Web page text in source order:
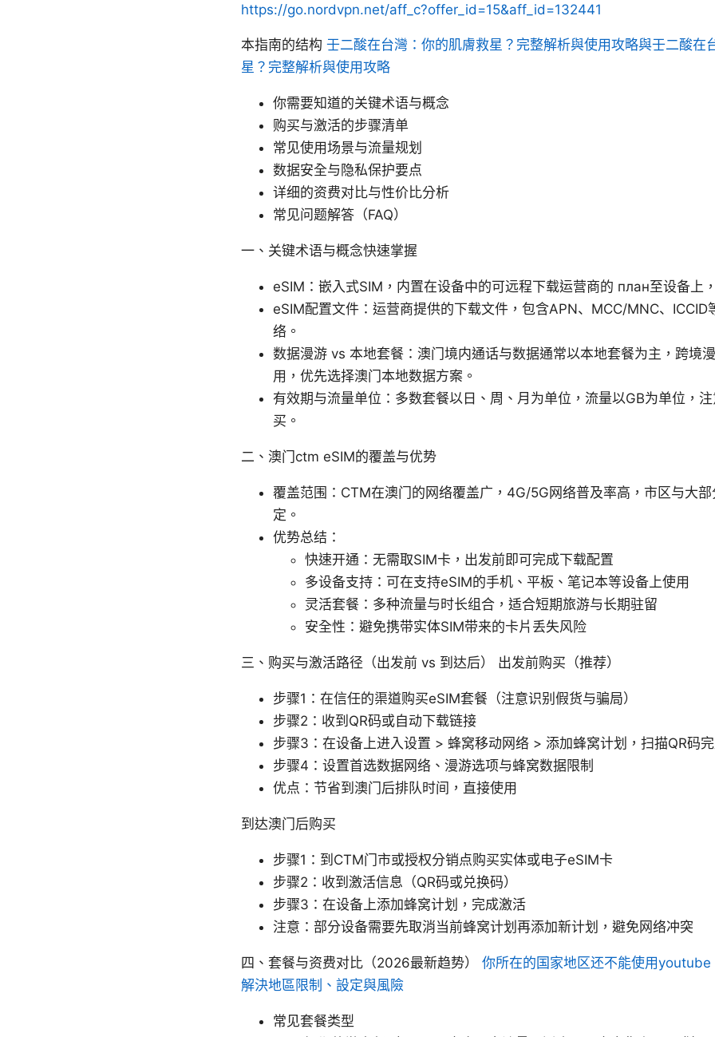
https://go.nordvpn.net/aff_c?offer_id=15&aff_id=132441
本指南的结构 壬二酸在台灣：你的肌膚救星？完整解析與使用攻略與壬二酸在
星？完整解析與使用攻略
你需要知道的关键术语与概念
购买与激活的步骤清单
常见使用场景与流量规划
数据安全与隐私保护要点
详细的资费对比与性价比分析
常见问题解答（FAQ）
一、关键术语与概念快速掌握
eSIM：嵌入式SIM，内置在设备中的可远程下载运营商的 план至设备上
eSIM配置文件：运营商提供的下载文件，包含APN、MCC/MNC、ICCID
络。
数据漫游 vs 本地套餐：澳门境内通话与数据通常以本地套餐为主，跨境
用，优先选择澳门本地数据方案。
有效期与流量单位：多数套餐以日、周、月为单位，流量以GB为单位，
买。
二、澳门ctm eSIM的覆盖与优势
覆盖范围：CTM在澳门的网络覆盖广，4G/5G网络普及率高，市区与大
定。
优势总结：
快速开通：无需取SIM卡，出发前即可完成下载配置
多设备支持：可在支持eSIM的手机、平板、笔记本等设备上使用
灵活套餐：多种流量与时长组合，适合短期旅游与长期驻留
安全性：避免携带实体SIM带来的卡片丢失风险
三、购买与激活路径（出发前 vs 到达后） 出发前购买（推荐）
步骤1：在信任的渠道购买eSIM套餐（注意识别假货与骗局）
步骤2：收到QR码或自动下载链接
步骤3：在设备上进入设置 > 蜂窝移动网络 > 添加蜂窝计划，扫描QR码
步骤4：设置首选数据网络、漫游选项与蜂窝数据限制
优点：节省到澳门后排队时间，直接使用
到达澳门后购买
步骤1：到CTM门市或授权分销点购买实体或电子eSIM卡
步骤2：收到激活信息（QR码或兑换码）
步骤3：在设备上添加蜂窝计划，完成激活
注意：部分设备需要先取消当前蜂窝计划再添加新计划，避免网络冲突
四、套餐与资费对比（2026最新趋势） 你所在的国家地区还不能使用
解決地區限制、設定與風險
常见套餐类型